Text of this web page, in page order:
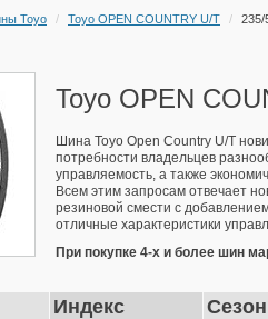
Toyo Toyo OPEN COUNTRY U/T 235/
Toyo OPEN
Шина Toyo Open Country U/T
потребности владельцев
управляемость, а также
Всем этим запросам отвечает
резиновой смести с
отличные характеристики
При покупке 4-х и более шин
Индекс Сезон